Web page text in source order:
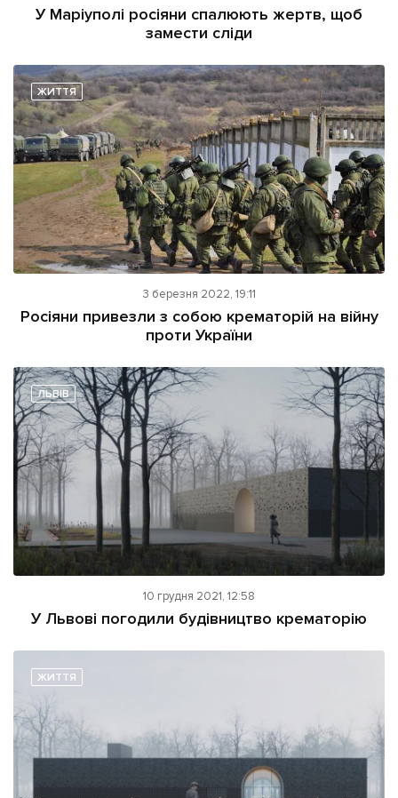
У Маріуполі росіяни спалюють жертв, щоб
замести сліди
ЖИТТЯ
3 березня 2022, 19:11
Росіяни привезли з собою крематорій на війну
проти України
ЛЬВІВ
10 грудня 2021, 12:58
У Львові погодили будівництво крематорію
ЖИТТЯ